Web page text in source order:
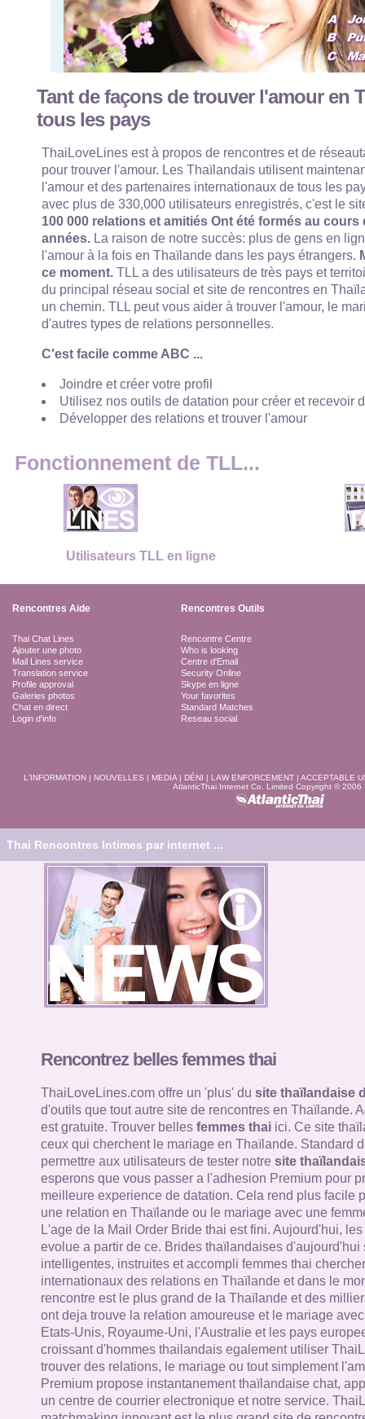
Tant de façons de trouver l'amour en
tous les pays
ThaiLoveLines est à propos de rencontres et de
pour trouver l'amour. Les Thaïlandais utilisent
l'amour et des partenaires internationaux de tous les
avec plus de 330,000 utilisateurs enregistrés, c'est le
100 000 relations et amitiés Ont été formés au
années. La raison de notre succès: plus de gens en
l'amour à la fois en Thaïlande dans les pays étrangers.
ce moment. TLL a des utilisateurs de très pays et
du principal réseau social et site de rencontres en
un chemin. TLL peut vous aider à trouver l'amour, le
d'autres types de relations personnelles.
C'est facile comme ABC ...
Joindre et créer votre profil
Utilisez nos outils de datation pour créer et recevoir
Développer des relations et trouver l'amour
Fonctionnement de TLL...
Utilisateurs TLL en ligne
Rencontres Aide Rencontres Outils
Thai Chat Lines
Ajouter une photo
Mail Lines service
Translation service
Profile approval
Galeries photos
Chat en direct
Login d'info
Rencontre Centre
Who is looking
Centre d'Email
Security Online
Skype en ligne
Your favorites
Standard Matches
Reseau social
L'INFORMATION | NOUVELLES | MEDIA | DÉNI | LAW ENFORCEMENT | ACCEPTABLE
AtlanticThai Internet Co. Limited Copyright © 2006
Thai Rencontres Intimes par internet ...
Rencontrez belles femmes thai
ThaiLoveLines.com offre un 'plus' du site thaïlandaise
d'outils que tout autre site de rencontres en Thaïlande.
est gratuite. Trouver bellesfemmes thaiici. Ce site
ceux qui cherchent le mariage en Thaïlande. Standard
permettre aux utilisateurs de tester notre site
esperons que vous passer a l'adhesion Premium pour
meilleure experience de datation. Cela rend plus facile
une relation en Thaïlande ou le mariage avec une
L'age de la Mail Order Bride thai est fini. Aujourd'hui,
evolue a partir de ce. Brides thaïlandaises d'aujourd'hui
intelligentes, instruites et accompli femmes thai
internationaux des relations en Thaïlande et dans le
rencontre est le plus grand de la Thaïlande et des
ont deja trouve la relation amoureuse et le mariage
Etats-Unis, Royaume-Uni, l'Australie et les pays
croissant d'hommes thailandais egalement utiliser
trouver des relations, le mariage ou tout simplement
Premium propose instantanement thaïlandaise chat,
un centre de courrier electronique et notre service.